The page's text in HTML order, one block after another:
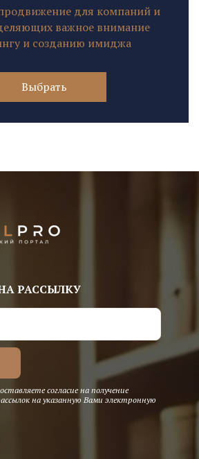
для компаний и
важное внимание
и созданию имиджа
Выбрать
РАССЫЛКУ
согласие на получение
на указанную Вами электронную